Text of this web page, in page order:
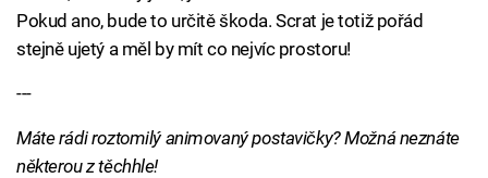
Pokud ano, bude to určitě škoda. Scrat je totiž pořád
stejně ujetý a měl by mít co nejvíc prostoru!
---
Máte rádi roztomilý animovaný postavičky? Možná neznáte
některou z těchhle!